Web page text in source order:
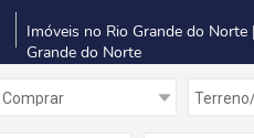
Imóveis no Rio Grande do
Grande do Norte